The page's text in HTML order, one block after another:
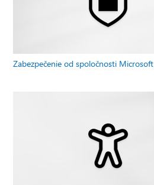
Zabezpečenie od spoločnosti Microsoft